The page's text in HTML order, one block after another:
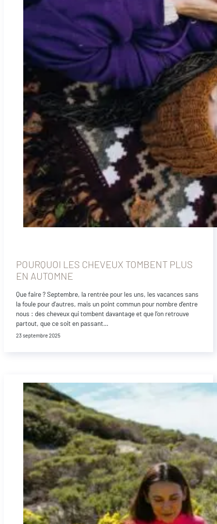
POURQUOI LES CHEVEUX TOMBENT PLUS
EN AUTOMNE
Que faire ? Septembre, la rentrée pour les uns, les vacances sans
la foule pour d’autres, mais un point commun pour nombre d’entre
nous : des cheveux qui tombent davantage et que l’on retrouve
partout, que ce soit en passant…
23 septembre 2025